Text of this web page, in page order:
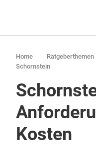
Home Ratgeberthemen
Schornstein
Kosten